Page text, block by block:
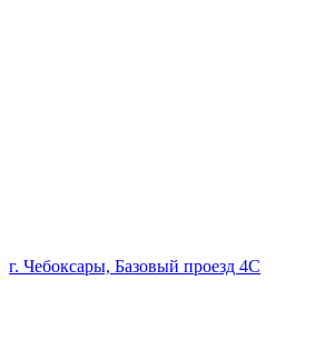
г. Чебоксары, Базовый проезд 4С